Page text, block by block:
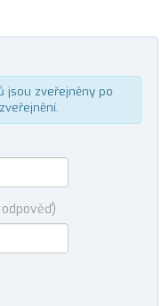
jsou zveřejněny po